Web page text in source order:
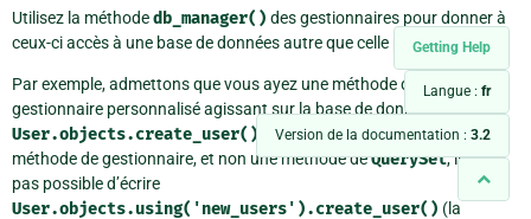
Getting Help
Langue : fr
Version de la documentation : 3.2
Utilisez la méthodedb_manager() des gestionnaires pour donner à
ceux-ci accès à une base de données autre que celle par défaut.
Par exemple, admettons que vous ayez une méthode d’un
gestionnaire personnalisé agissant sur la base de données,
User.objects.create_user() . Comme create_user()est une
méthode de gestionnaire, et non une méthode deQuerySet, il n’est
pas possible d’écrire
User.objects.using('new_users').create_user() (la